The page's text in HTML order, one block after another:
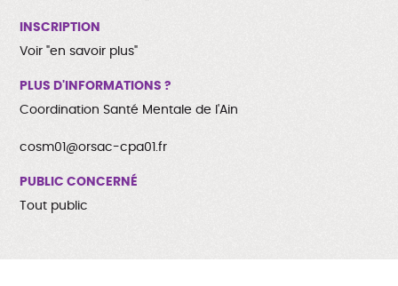
INSCRIPTION
Voir "en savoir plus"
PLUS D'INFORMATIONS ?
Coordination Santé Mentale de l'Ain
cosm01@orsac-cpa01.fr
PUBLIC CONCERNÉ
Tout public